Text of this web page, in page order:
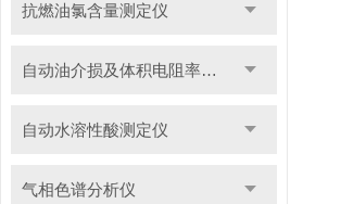
抗燃油氯含量测定仪
自动油介损及体积电阻率测定仪
自动水溶性酸测定仪
气相色谱分析仪